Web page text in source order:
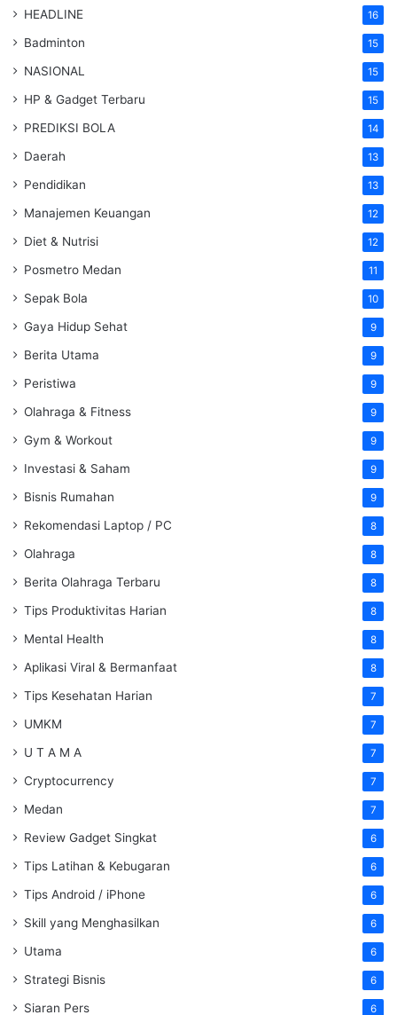
HEADLINE 16
Badminton 15
NASIONAL 15
HP & Gadget Terbaru 15
PREDIKSI BOLA 14
Daerah 13
Pendidikan 13
Manajemen Keuangan 12
Diet & Nutrisi 12
Posmetro Medan 11
Sepak Bola 10
Gaya Hidup Sehat 9
Berita Utama 9
Peristiwa 9
Olahraga & Fitness 9
Gym & Workout 9
Investasi & Saham 9
Bisnis Rumahan 9
Rekomendasi Laptop / PC 8
Olahraga 8
Berita Olahraga Terbaru 8
Tips Produktivitas Harian 8
Mental Health 8
Aplikasi Viral & Bermanfaat 8
Tips Kesehatan Harian 7
UMKM 7
U T A M A 7
Cryptocurrency 7
Medan 7
Review Gadget Singkat 6
Tips Latihan & Kebugaran 6
Tips Android / iPhone 6
Skill yang Menghasilkan 6
Utama 6
Strategi Bisnis 6
Siaran Pers 6